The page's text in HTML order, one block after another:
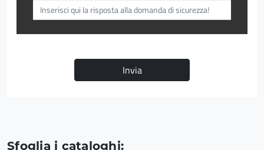
Invia
Sfoglia i cataloghi: